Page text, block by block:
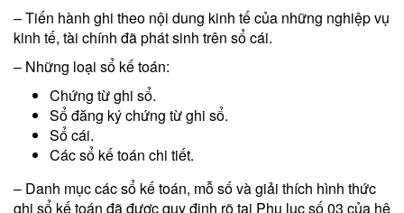
– Tiến hành ghi theo nội dung kinh tế của những nghiệp vụ
kinh tế, tài chính đã phát sinh trên sổ cái.
– Những loại sổ kế toán:
Chứng từ ghi sổ.
Sổ đăng ký chứng từ ghi sổ.
Sổ cái.
Các sổ kế toán chi tiết.
– Danh mục các sổ kế toán, mỗ số và giải thích hình thức
ghi sổ kế toán đã được quy định rõ tại Phụ lục số 03 của hệ